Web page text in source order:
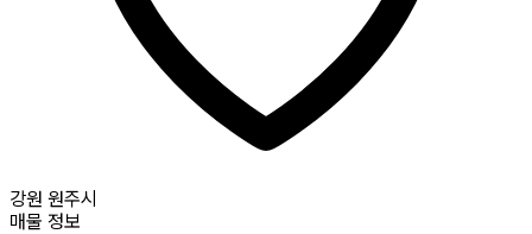
강원 원주시
매물 정보